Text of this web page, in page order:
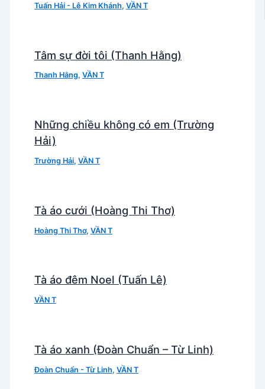
Tuấn Hải - Lê Kim Khánh, VẦN T
Tâm sự đời tôi (Thanh Hằng)
Thanh Hằng, VẦN T
Những chiều không có em (Trường
Hải)
Trường Hải, VẦN T
Tà áo cưới (Hoàng Thi Thơ)
Hoàng Thi Thơ, VẦN T
Tà áo đêm Noel (Tuấn Lê)
VẦN T
Tà áo xanh (Đoàn Chuẩn – Từ Linh)
Đoàn Chuẩn - Từ Linh, VẦN T